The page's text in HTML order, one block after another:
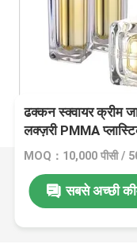
ढक्कन स्क्वायर क्रीम
लक्ज़री PMMA
सबसे अच्छी